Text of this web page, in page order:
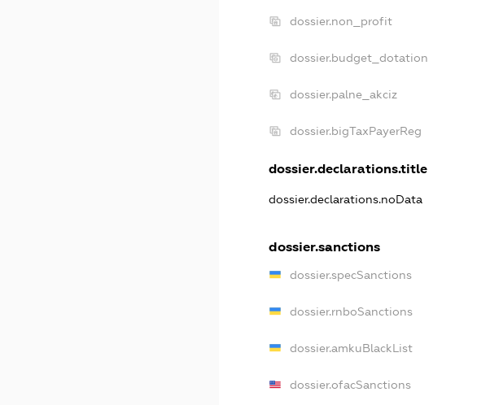
dossier.non_profit
dossier.budget_dotation
dossier.palne_akciz
dossier.bigTaxPayerReg
dossier.declarations.title
dossier.declarations.noData
dossier.sanctions
dossier.specSanctions
dossier.rnboSanctions
dossier.amkuBlackList
dossier.ofacSanctions